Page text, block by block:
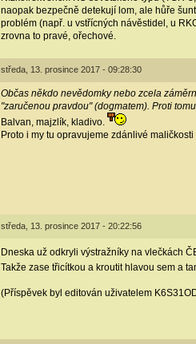
naopak bezpečně detekují lom, ale hůře
problém (např. u vstřícných návěstidel, u
zrovna to pravé, ořechové.
středa, 13. prosince 2017 - 09:28:30
Občas někdo nevědomky nebo zcela
"zaručenou pravdou" (dogmatem). Proti
Balvan, majzlík, kladivo.
Proto i my tu opravujeme zdánlivé
středa, 13. prosince 2017 - 20:22:56
Dneska už odkryli výstražníky na vlečkách
Takže zase třicítkou a kroutit hlavou sem a
(Příspěvek byl editován uživatelem